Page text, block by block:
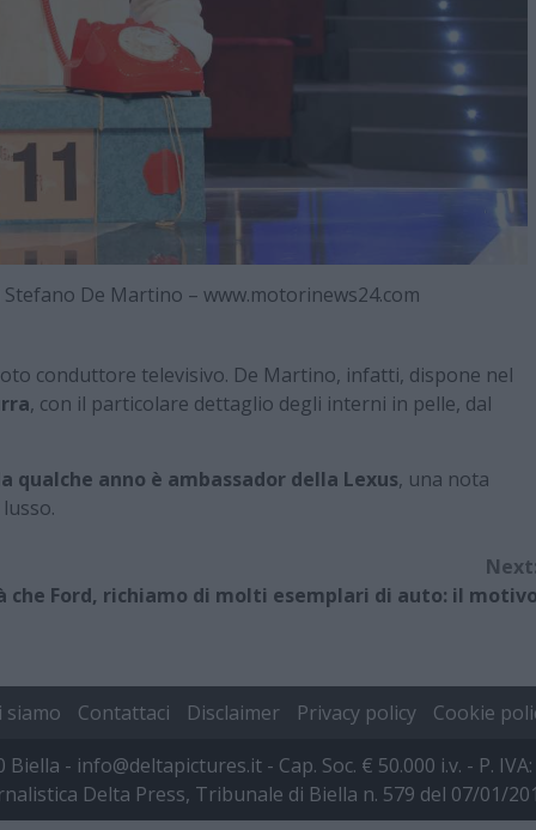
De Martino – www.motorinews24.com
conduttore televisivo. De Martino, infatti, dispone nel
, con il particolare dettaglio degli interni in pelle, dal
qualche anno è ambassador della Lexus, una nota
che Ford, richiamo di molti esemplari di auto: il
siamo Contattaci Disclaimer Privacy policy
Cookie
- info@deltapictures.it - Cap. Soc. € 50.000 i.v. - P.
Delta Press, Tribunale di Biella n. 579 del 07/01/